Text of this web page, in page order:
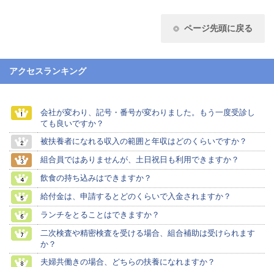
ページ先頭に戻る
アクセスランキング
会社が変わり、記号・番号が変わりました。もう一度受診し
ても良いですか？
被扶養者になれる収入の範囲と年収はどのくらいですか？
組合員ではありませんが、土日祝日も利用できますか？
飲食の持ち込みはできますか？
給付金は、申請するとどのくらいで入金されますか？
ランチをとることはできますか？
二次検査や精密検査を受ける場合、組合補助は受けられます
か？
夫婦共働きの場合、どちらの扶養になれますか？